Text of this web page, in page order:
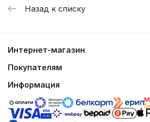
Назад к списку
Интернет-магазин
Покупателям
Информация